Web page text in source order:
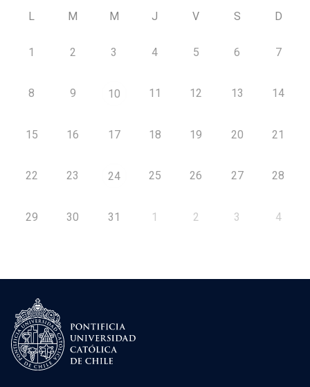
L M M J V S D
1 2 3 4 5 6 7
8 9 10 11 12 13 14
15 16 17 18 19 20 21
22 23 24 25 26 27 28
29 30 31 1 2 3 4